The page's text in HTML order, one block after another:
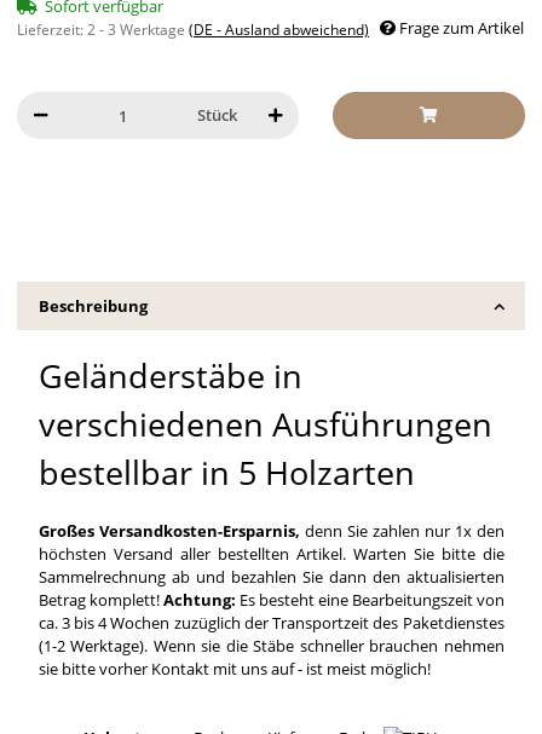
Sofort verfügbar
Lieferzeit:2 - 3 Werktage (DE - Ausland abweichend) Frage zum Artikel
Stück
Beschreibung
Geländerstäbe in
verschiedenen Ausführungen
bestellbar in 5 Holzarten
Großes Versandkosten-Ersparnis, denn Sie zahlen nur 1x den
höchsten Versand aller bestellten Artikel. Warten Sie bitte die
Sammelrechnung ab und bezahlen Sie dann den aktualisierten
Betrag komplett!Achtung: Es besteht eine Bearbeitungszeit von
ca. 3 bis 4 Wochen zuzüglich der Transportzeit des Paketdienstes
(1-2 Werktage). Wenn sie die Stäbe schneller brauchen nehmen
sie bitte vorher Kontakt mit uns auf - ist meist möglich!